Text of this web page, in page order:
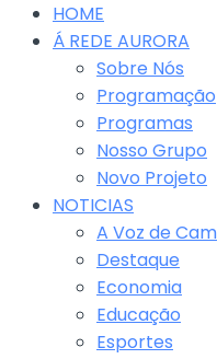
HOME
Á REDE AURORA
Sobre Nós
Programação
Programas
Nosso Grupo
Novo Projeto
NOTICIAS
A Voz de
Destaque
Economia
Educação
Esportes